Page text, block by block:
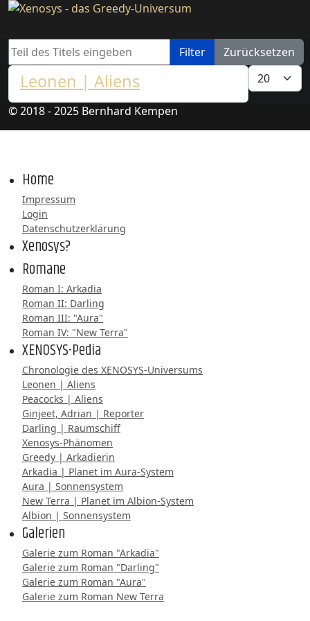
Teil des Titels eingeben Filter
Zurücksetzen
Anzeige #
Leonen | Aliens
© 2018 - 2025 Bernhard Kempen
Home
Impressum
Login
Datenschutzerklärung
Xenosys?
Romane
Roman I: Arkadia
Roman II: Darling
Roman III: "Aura"
Roman IV: "New Terra"
XENOSYS-Pedia
Chronologie des XENOSYS-Universums
Leonen | Aliens
Peacocks | Aliens
Ginjeet, Adrian | Reporter
Darling | Raumschiff
Xenosys-Phänomen
Greedy | Arkadierin
Arkadia | Planet im Aura-System
Aura | Sonnensystem
New Terra | Planet im Albion-System
Albion | Sonnensystem
Galerien
Galerie zum Roman "Arkadia"
Galerie zum Roman "Darling"
Galerie zum Roman "Aura"
Galerie zum Roman New Terra